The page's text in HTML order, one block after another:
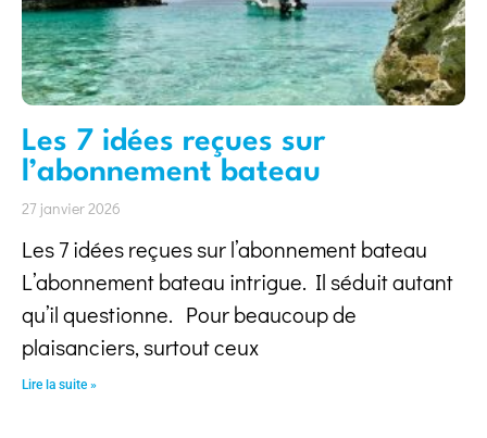
Les 7 idées reçues sur
l’abonnement bateau
27 janvier 2026
Les 7 idées reçues sur l’abonnement bateau
L’abonnement bateau intrigue. Il séduit autant
qu’il questionne. Pour beaucoup de
plaisanciers, surtout ceux
Lire la suite »